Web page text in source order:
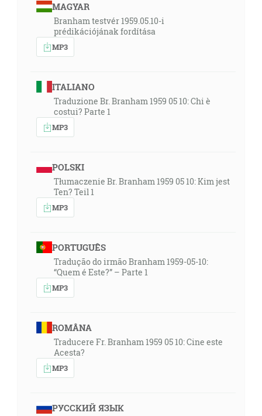
MAGYAR
Branham testvér 1959.05.10-i
prédikációjának fordítása
MP3
ITALIANO
Traduzione Br. Branham 1959 05 10: Chi è
costui? Parte 1
MP3
POLSKI
Tłumaczenie Br. Branham 1959 05 10: Kim jest
Ten? Teil 1
MP3
PORTUGUÊS
Tradução do irmão Branham 1959-05-10:
“Quem é Este?” – Parte 1
MP3
ROMÂNA
Traducere Fr. Branham 1959 05 10: Cine este
Acesta?
MP3
РУССКИЙ ЯЗЫК